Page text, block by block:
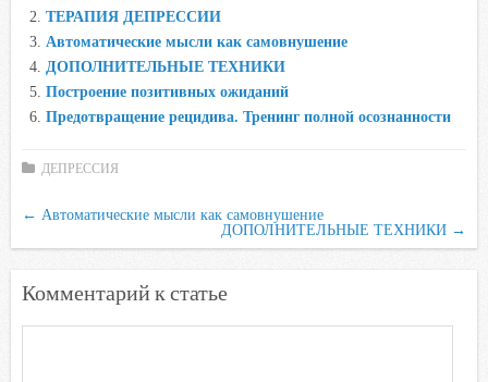
b
o
o
k
t
e
r
s
A
p
p
.
R
u
l
a
s
s
i
ТЕРАПИЯ ДЕПРЕССИИ
Автоматические мысли как самовнушение
ДОПОЛНИТЕЛЬНЫЕ ТЕХНИКИ
Построение позитивных ожиданий
Предотвращение рецидива. Тренинг полной осознанности
ДЕПРЕССИЯ
← Автоматические мысли как самовнушение
ДОПОЛНИТЕЛЬНЫЕ ТЕХНИКИ →
Комментарий к статье